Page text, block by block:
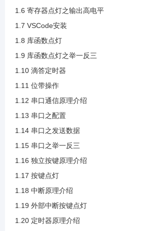
1.20 定时器原理介绍
1.26 串口中断接收
1.6 寄存器点灯之输出高电平
1.7 VSCode安装
1.8 库函数点灯
1.9 库函数点灯之举一反三
1.10 滴答定时器
1.11 位带操作
1.12 串口通信原理介绍
1.13 串口之配置
1.14 串口之发送数据
1.15 串口之举一反三
1.16 独立按键原理介绍
1.17 按键点灯
1.18 中断原理介绍
1.19 外部中断按键点灯
1.20 定时器原理介绍